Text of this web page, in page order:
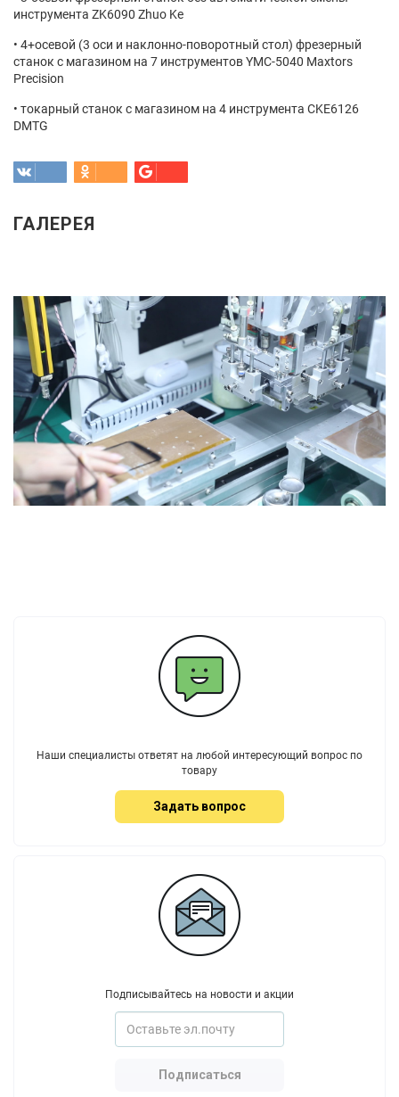
инструмента ZK6090 Zhuo Ke
4+осевой (3 оси и наклонно-поворотный стол) фрезерный
станок с магазином на 7 инструментов YMC-5040 Maxtors
Precision
токарный станок с магазином на 4 инструмента CKE6126
DMTG
ГАЛЕРЕЯ
Наши специалисты ответят на любой интересующий вопрос по
товару
Задать вопрос
Подписывайтесь на новости и акции
Подписаться